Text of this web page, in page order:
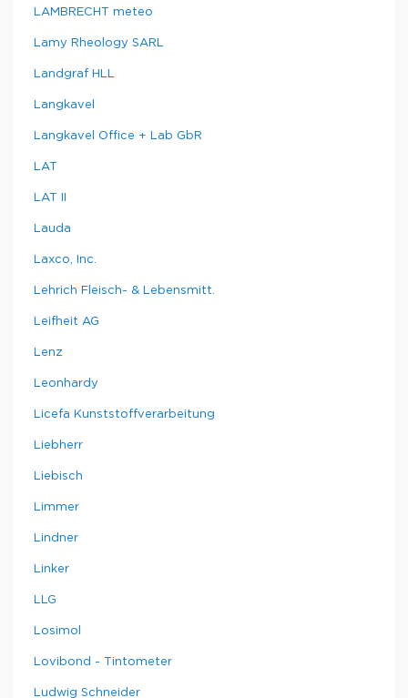
LAMBRECHT meteo
Lamy Rheology SARL
Landgraf HLL
Langkavel
Langkavel Office + Lab GbR
LAT
LAT II
Lauda
Laxco, Inc.
Lehrich Fleisch- & Lebensmitt.
Leifheit AG
Lenz
Leonhardy
Licefa Kunststoffverarbeitung
Liebherr
Liebisch
Limmer
Lindner
Linker
LLG
Losimol
Lovibond - Tintometer
Ludwig Schneider